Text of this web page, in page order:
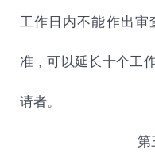
工作日内不能作出审
准，可以延长十个工
请者。
第